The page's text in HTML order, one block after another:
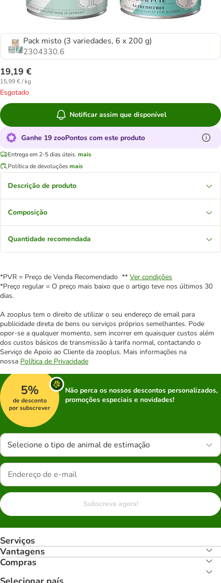
Pack misto (3 variedades, 6 x 200 g)
2304330.6
19,19 €
15,99 € / kg
Esgotado
Notificar assim que disponível
Ganhe 19 zooPontos com este produto
Entrega em 2-5 dias úteis. mais
Política de devoluçõesmais
Descrição de produto
Composição
Quantidade recomendada
*PVR = Preço de Venda Recomendado ** Ver condições
*Preço regular = O preço mais baixo que o artigo teve nos últimos 30
dias.
A zooplus tem o direito de utilizar o seu endereço de email para
publicidade direta de bens ou serviços próprios semelhantes. Pode
opor-se a qualquer momento, sem incorrer em quaisquer custos além
dos custos básicos de transmissão à tarifa normal, contactando o
Serviço de Apoio ao Cliente da zooplus. Mais informações na
nossa Política de Privacidade
5%
de desconto
por subscrever
Não perca os nossos descontos personalizados,
promoções especiais e novidades!
Selecione o tipo de animal de estimação
Subscreva agora!
Serviços
Vantagens
Compras